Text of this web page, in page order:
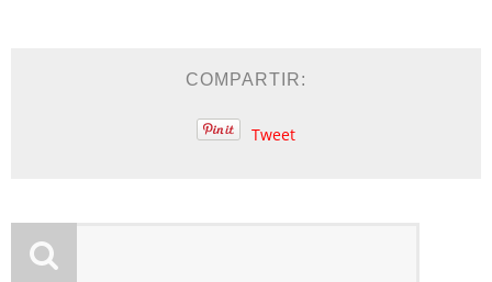
COMPARTIR:
Tweet